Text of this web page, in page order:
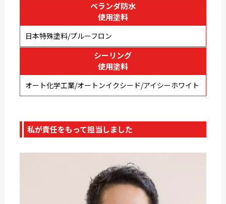
ベランダ防水
使用塗料
日本特殊塗料/プルーフロン
シーリング
使用塗料
オート化学工業/オートンイクシード/アイシーホワイト
私が責任をもって担当しました